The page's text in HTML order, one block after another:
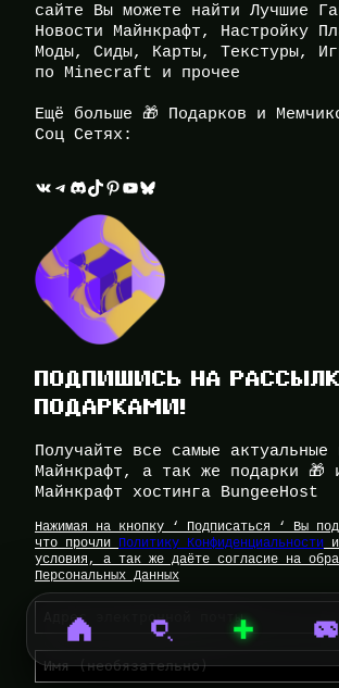
сайте Вы можете найти Лучшие
Новости Майнкрафт, Настройку
Моды, Сиды, Карты, Текстуры,
по Minecraft и прочее
Ещё больше 🎁 Подарков и
Соц Сетях:
ВКонтакте Telegram Discord TikTok Pinterest YouTube Bluesky
ПОДПИШИСЬ НА
ПОДАРКАМИ!
Получайте все самые актуальные
Майнкрафт, а так же подарки 🎁
Майнкрафт хостинга BungeeHost
Нажимая на кнопку ‘ Подписаться ‘ Вы
что прочли Политику Конфиденциальности
условия, а так же даёте согласие на
Персональных Данных